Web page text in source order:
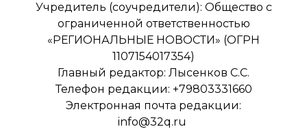
Учредитель (соучредители): Общество с
ограниченной ответственностью
«РЕГИОНАЛЬНЫЕ НОВОСТИ» (ОГРН
1107154017354)
Главный редактор: Лысенков С.С.
Телефон редакции: +79803331660
Электронная почта редакции:
info@32q.ru